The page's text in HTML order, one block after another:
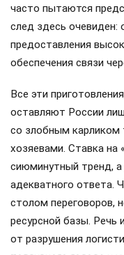
часто пытаются
след здесь очевиден:
предоставления
обеспечения связи
Все эти
оставляют России
со злобным карликом
хозяевами. Ставка на
сиюминутный тренд,
адекватного ответа.
столом переговоров,
ресурсной базы. Речь
от разрушения